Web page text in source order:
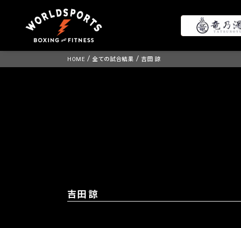
to
HOME / 全ての試合結果 / 吉田 諒
吉田 諒